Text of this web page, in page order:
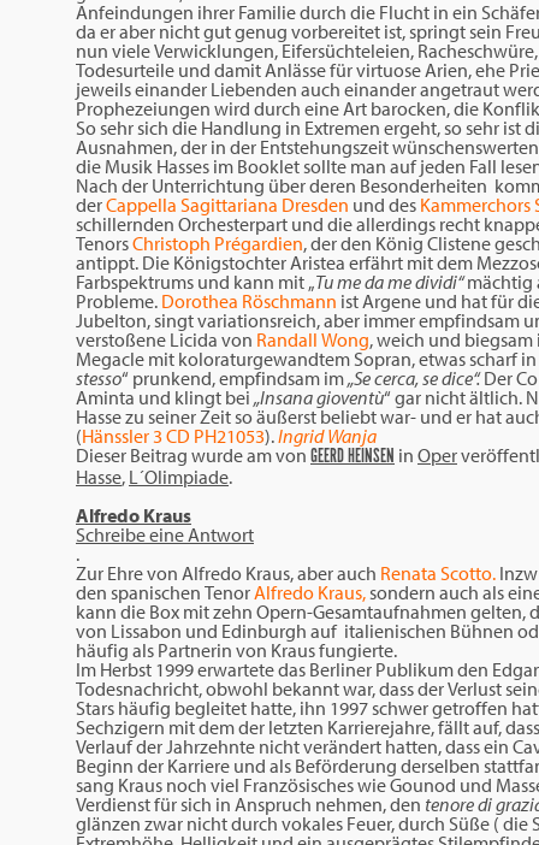
Anfeindungen ihrer Familie durch die Flucht in ein
da er aber nicht gut genug vorbereitet ist, springt sein
nun viele Verwicklungen, Eifersüchteleien,
Todesurteile und damit Anlässe für virtuose Arien, ehe
jeweils einander Liebenden auch einander angetraut
Prophezeiungen wird durch eine Art barocken, die
So sehr sich die Handlung in Extremen ergeht, so sehr
Ausnahmen, der in der Entstehungszeit
die Musik Hasses im Booklet sollte man auf jeden Fall
Nach der Unterrichtung über deren Besonderheiten
derCappella Sagittariana Dresden und des Kammerchors
schillernden Orchesterpart und die allerdings recht
TenorsChristoph Prégardien, der den König Clistene
antippt. Die Königstochter Aristea erfährt mit dem
Farbspektrums und kann mit „Tu me da me dividi“mächtig
Probleme. Dorothea Röschmann ist Argene und hat für
Jubelton, singt variationsreich, aber immer empfindsam
verstoßene Licida von Randall Wong, weich und
Megacle mit koloraturgewandtem Sopran, etwas scharf
stesso“ prunkend, empfindsam im„Se cerca, se dice“.Der
Aminta und klingt bei „Insana gioventù“ gar nicht ältlich.
Hasse zu seiner Zeit so äußerst beliebt war- und er hat
(Hänssler 3 CD PH21053).Ingrid Wanja
Dieser Beitrag wurde amvon GEERD HEINSEN in Oper
Hasse, L´Olimpiade.
Alfredo Kraus
Schreibe eine Antwort
.
Zur Ehre von Alfredo Kraus, aber auch Renata Scotto.
den spanischen TenorAlfredo Kraus,sondern auch als
kann die Box mit zehn Opern-Gesamtaufnahmen
von Lissabon und Edinburgh auf italienischen Bühnen
häufig als Partnerin von Kraus fungierte.
Im Herbst 1999 erwartete das Berliner Publikum den
Todesnachricht, obwohl bekannt war, dass der Verlust
Stars häufig begleitet hatte, ihn 1997 schwer getroffen
Sechzigern mit dem der letzten Karrierejahre, fällt auf,
Verlauf der Jahrzehnte nicht verändert hatten, dass ein
Beginn der Karriere und als Beförderung derselben
sang Kraus noch viel Französisches wie Gounod und
Verdienst für sich in Anspruch nehmen, den tenore di
glänzen zwar nicht durch vokales Feuer, durch Süße (